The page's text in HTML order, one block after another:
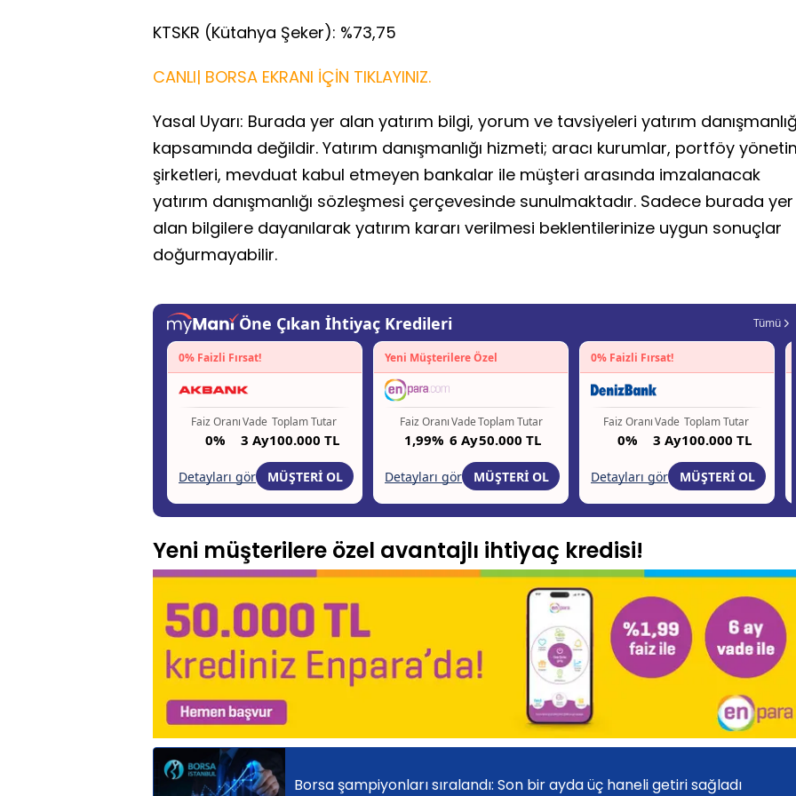
KTSKR (Kütahya Şeker): %73,75
CANLI| BORSA EKRANI İÇİN TIKLAYINIZ.
Yasal Uyarı: Burada yer alan yatırım bilgi, yorum ve tavsiyeleri yatırım
kapsamında değildir. Yatırım danışmanlığı hizmeti; aracı kurumlar, portföy
şirketleri, mevduat kabul etmeyen bankalar ile müşteri arasında imzalanacak
yatırım danışmanlığı sözleşmesi çerçevesinde sunulmaktadır. Sadece burada yer
alan bilgilere dayanılarak yatırım kararı verilmesi beklentilerinize uygun sonuçlar
doğurmayabilir.
Yeni müşterilere özel avantajlı ihtiyaç kredisi!
Borsa şampiyonları sıralandı: Son bir ayda üç haneli getiri sağladı